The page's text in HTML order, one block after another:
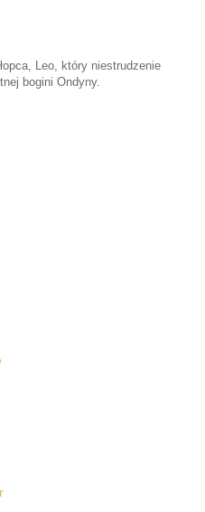
Leo, który niestrudzenie
bogini Ondyny.